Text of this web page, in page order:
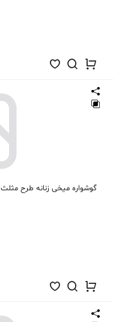
گوشواره میخی زنانه طرح مثلث